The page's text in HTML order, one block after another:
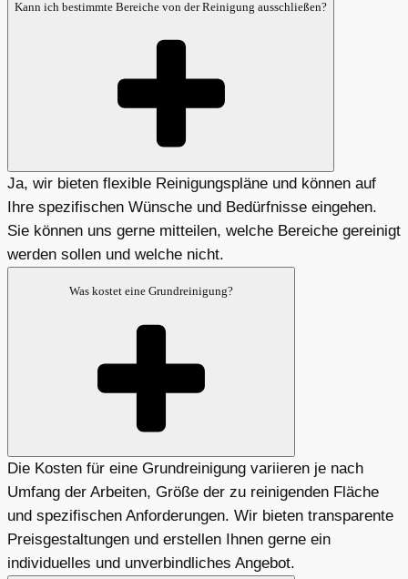
Kann ich bestimmte Bereiche von der Reinigung ausschließen?
Ja, wir bieten flexible Reinigungspläne und können auf
Ihre spezifischen Wünsche und Bedürfnisse eingehen.
Sie können uns gerne mitteilen, welche Bereiche gereinigt
werden sollen und welche nicht.
Was kostet eine Grundreinigung?
Die Kosten für eine Grundreinigung variieren je nach
Umfang der Arbeiten, Größe der zu reinigenden Fläche
und spezifischen Anforderungen. Wir bieten transparente
Preisgestaltungen und erstellen Ihnen gerne ein
individuelles und unverbindliches Angebot.